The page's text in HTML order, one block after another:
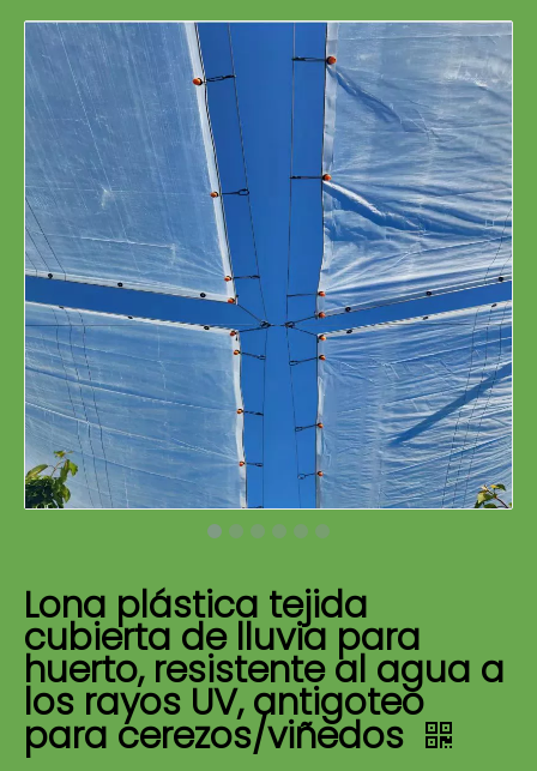
Lona plástica tejida
cubierta de lluvia para
huerto, resistente al agua a
los rayos UV, antigoteo
para cerezos/viñedos